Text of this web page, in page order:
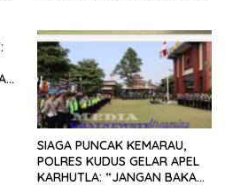
SIAGA PUNCAK KEMARAU,
POLRES KUDUS GELAR APEL
KARHUTLA: “JANGAN BAKAR